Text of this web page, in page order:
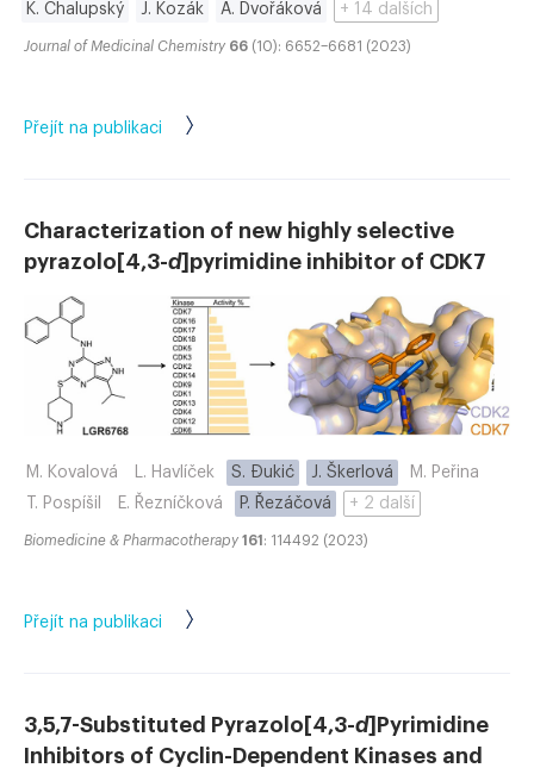
K. Chalupský
J. Kozák A. Dvořáková + 14 dalších
Journal of Medicinal Chemistry 66 (10): 6652–6681 (2023)
Přejít na publikaci
Characterization of new highly selective
pyrazolo[4,3-d]pyrimidine inhibitor of CDK7
M. Kovalová L. Havlíček S. Đukić J. Škerlová
M. Peřina
T. Pospíšil
E. Řezníčková P. Řezáčová + 2 další
Biomedicine & Pharmacotherapy 161 : 114492 (2023)
Přejít na publikaci
3,5,7-Substituted Pyrazolo[4,3-d]Pyrimidine
Inhibitors of Cyclin-Dependent Kinases and